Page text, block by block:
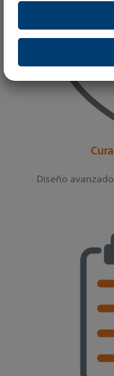
información
Este sitio web está
pertinentes. Está
sean parciales o
con la previa
Diseño